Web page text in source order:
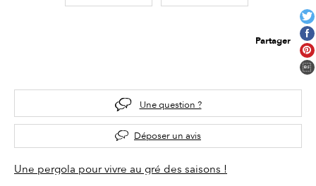
Partager
Une question ?
Déposer un avis
Une pergola pour vivre au gré des saisons !